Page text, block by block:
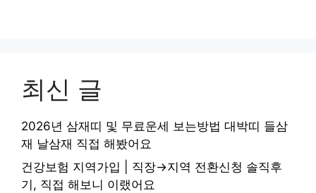
최신 글
2026년 삼재띠 및 무료운세 보는방법 대박띠 들삼
재 날삼재 직접 해봤어요
건강보험 지역가입 | 직장→지역 전환신청 솔직후
기, 직접 해보니 이랬어요